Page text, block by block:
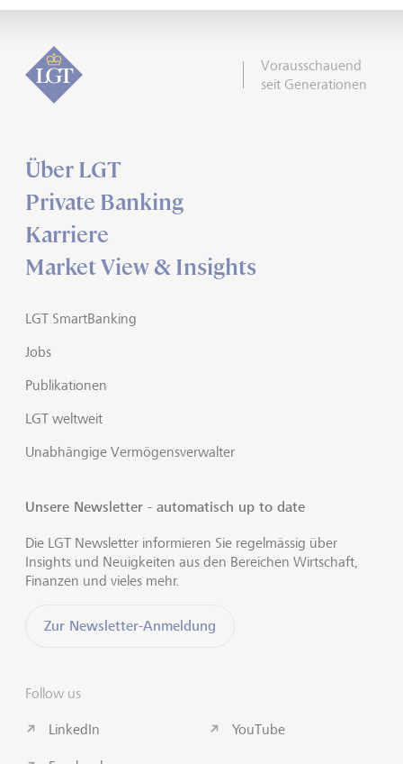
Vorausschauend
seit Generationen
Über LGT
Private Banking
Karriere
Market View & Insights
LGT SmartBanking
Jobs
Publikationen
LGT weltweit
Unabhängige Vermögensverwalter
Unsere Newsletter - automatisch up to date
Die LGT Newsletter informieren Sie regelmässig über
Insights und Neuigkeiten aus den Bereichen Wirtschaft,
Finanzen und vieles mehr.
Zur Newsletter-Anmeldung
Follow us
LinkedIn YouTube